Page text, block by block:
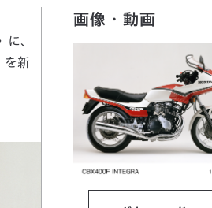
、
を新
画像・動画